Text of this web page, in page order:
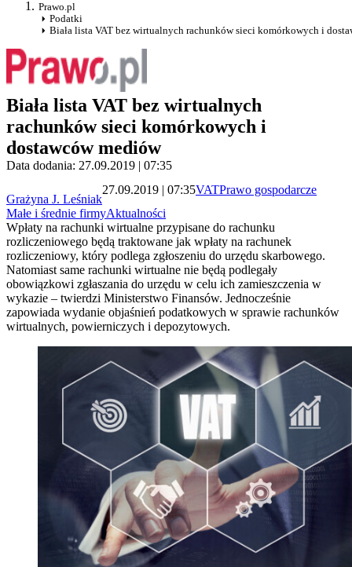
Prawo.pl
Podatki
Biała lista VAT bez wirtualnych rachunków sieci komórkowych i
Biała lista VAT bez wirtualnych
rachunków sieci komórkowych i
dostawców mediów
Data dodania: 27.09.2019 | 07:35
Grażyna J. Leśniak
27.09.2019 | 07:35VATPrawo gospodarcze
Małe i średnie firmyAktualności
Wpłaty na rachunki wirtualne przypisane do rachunku
rozliczeniowego będą traktowane jak wpłaty na rachunek
rozliczeniowy, który podlega zgłoszeniu do urzędu skarbowego.
Natomiast same rachunki wirtualne nie będą podlegały
obowiązkowi zgłaszania do urzędu w celu ich zamieszczenia w
wykazie ‒ twierdzi Ministerstwo Finansów. Jednocześnie
zapowiada wydanie objaśnień podatkowych w sprawie rachunków
wirtualnych, powierniczych i depozytowych.